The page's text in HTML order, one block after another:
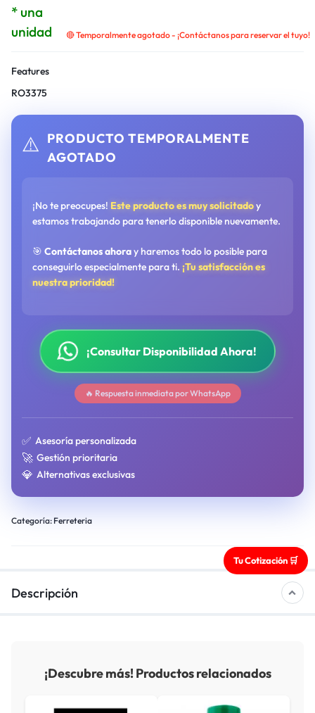
* una
unidad
🔴 Temporalmente agotado - ¡Contáctanos para reservar el tuyo!
Features
RO3375
⚠️ PRODUCTO TEMPORALMENTE
AGOTADO
¡No te preocupes! Este producto es muy solicitadoy
estamos trabajando para tenerlo disponible nuevamente.
🎯 Contáctanos ahoray haremos todo lo posible para
conseguirlo especialmente para ti. ¡Tu satisfacción es
nuestra prioridad!
¡Consultar Disponibilidad Ahora!
🔥 Respuesta inmediata por WhatsApp
✅ Asesoría personalizada
🚀 Gestión prioritaria
💎 Alternativas exclusivas
Categoría: Ferreteria
Descripción
¡Descubre más! Productos relacionados
Tu Cotización 🛒